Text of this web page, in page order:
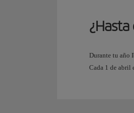
Durante tu año
Cada 1 de abril